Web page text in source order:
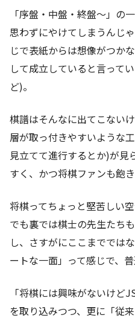
「序盤・中盤・終盤～」の
思わずにやけてしまうんじ
じで表紙からは想像がつか
して成立していると言って
ど)。
棋譜はそんなに出てこない
層が取っ付きやすいような
見立てて進行するとか)が見
すく、かつ将棋ファンも飽
将棋ってちょっと堅苦しい
でも裏では棋士の先生たち
し、さすがにここまででは
ートな一面」って感じで、普
「将棋には興味がないけど
を取り込みつつ、更に「従